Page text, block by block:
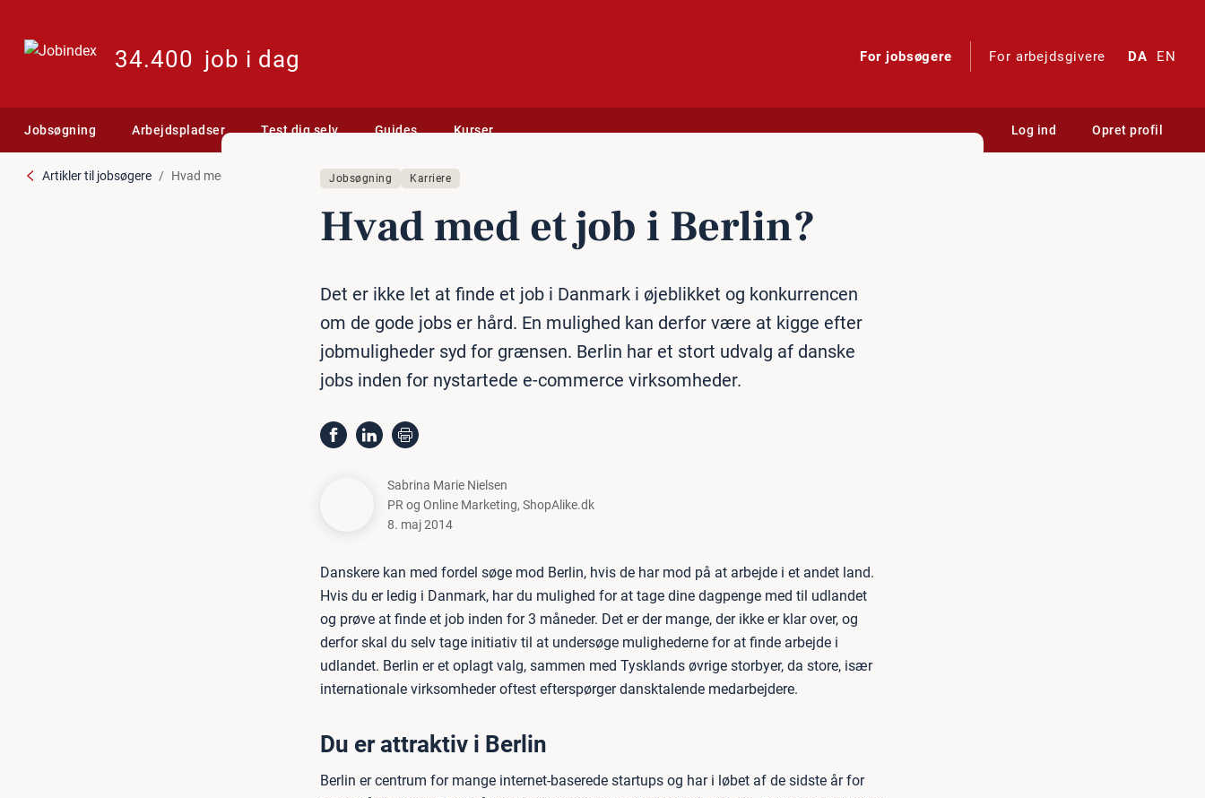
34.400 job i dag For jobsøgere For arbejdsgivere DA EN
Jobsøgning Arbejdspladser Test dig selv Guides Kurser Log ind Opret profil
Artikler til jobsøgere Hvad med et job i Berlin? Jobsøgning Karriere
Hvad med et job i Berlin?
Det er ikke let at finde et job i Danmark i øjeblikket og konkurrencen
om de gode jobs er hård. En mulighed kan derfor være at kigge efter
jobmuligheder syd for grænsen. Berlin har et stort udvalg af danske
jobs inden for nystartede e-commerce virksomheder.
Sabrina Marie Nielsen
PR og Online Marketing, ShopAlike.dk
8. maj 2014
Danskere kan med fordel søge mod Berlin, hvis de har mod på at arbejde i et andet land.
Hvis du er ledig i Danmark, har du mulighed for at tage dine dagpenge med til udlandet
og prøve at finde et job inden for 3 måneder. Det er der mange, der ikke er klar over, og
derfor skal du selv tage initiativ til at undersøge mulighederne for at finde arbejde i
udlandet. Berlin er et oplagt valg, sammen med Tysklands øvrige storbyer, da store, især
internationale virksomheder oftest efterspørger dansktalende medarbejdere.
Du er attraktiv i Berlin
Berlin er centrum for mange internet-baserede startups og har i løbet af de sidste år for